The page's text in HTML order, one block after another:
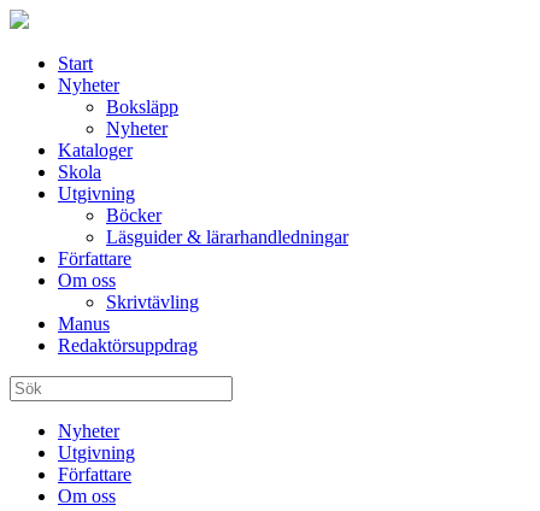
Start
Nyheter
Boksläpp
Nyheter
Kataloger
Skola
Utgivning
Böcker
Läsguider & lärarhandledningar
Författare
Om oss
Skrivtävling
Manus
Redaktörsuppdrag
Nyheter
Utgivning
Författare
Om oss